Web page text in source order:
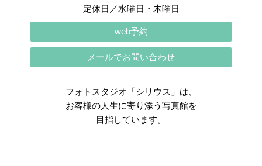
定休日／水曜日・木曜日
web予約
メールでお問い合わせ
フォトスタジオ「シリウス」は、
お客様の人生に寄り添う写真館を
目指しています。